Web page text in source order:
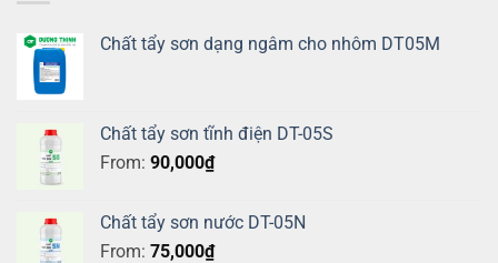
Chất tẩy sơn dạng ngâm cho nhôm DT05M
Chất tẩy sơn tĩnh điện DT-05S
From: 90,000₫
Chất tẩy sơn nước DT-05N
From: 75,000₫